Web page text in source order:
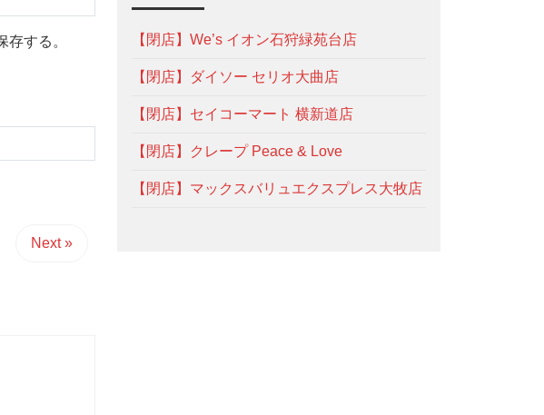
する。
Next »
【閉店】We’s イオン石狩緑苑台店
【閉店】ダイソー セリオ大曲店
【閉店】セイコーマート 横新道店
【閉店】クレープ Peace & Love
【閉店】マックスバリュエクスプレス大牧店